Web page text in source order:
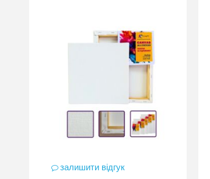
залишити відгук